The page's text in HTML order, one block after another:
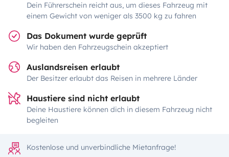
Dein Führerschein reicht aus, um dieses Fahrzeug mit
einem Gewicht von weniger als 3500 kg zu fahren
Das Dokument wurde geprüft
Wir haben den Fahrzeugschein akzeptiert
Auslandsreisen erlaubt
Der Besitzer erlaubt das Reisen in mehrere Länder
Haustiere sind nicht erlaubt
Deine Haustiere können dich in diesem Fahrzeug nicht
begleiten
Kostenlose und unverbindliche Mietanfrage!